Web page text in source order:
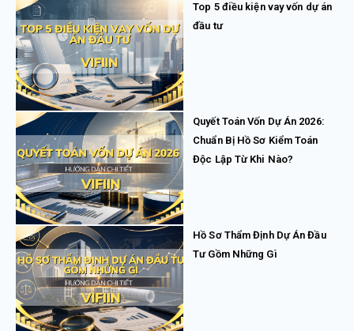
Top 5 điều kiện vay vốn dự án
đầu tư
Quyết Toán Vốn Dự Án 2026:
Chuẩn Bị Hồ Sơ Kiểm Toán
Độc Lập Từ Khi Nào?
Hồ Sơ Thẩm Định Dự Án Đầu
Tư Gồm Những Gì